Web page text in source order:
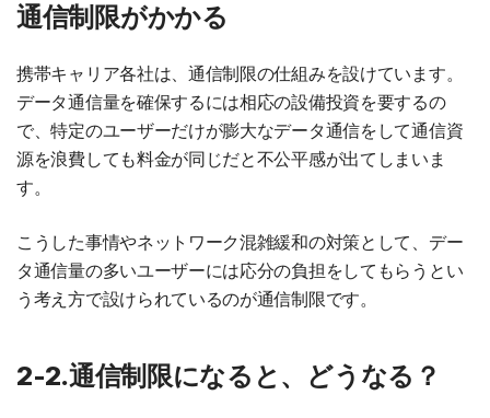
通信制限がかかる
携帯キャリア各社は、通信制限の仕組みを設けています。
データ通信量を確保するには相応の設備投資を要するの
で、特定のユーザーだけが膨大なデータ通信をして通信資
源を浪費しても料金が同じだと不公平感が出てしまいま
す。
こうした事情やネットワーク混雑緩和の対策として、デー
タ通信量の多いユーザーには応分の負担をしてもらうとい
う考え方で設けられているのが通信制限です。
2-2.通信制限になると、どうなる？